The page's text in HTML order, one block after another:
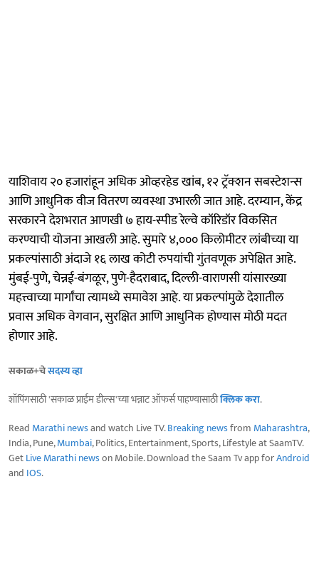
याशिवाय २० हजारांहून अधिक ओव्हरहेड खांब, १२ ट्रॅक्शन सबस्टेशन्स
आणि आधुनिक वीज वितरण व्यवस्था उभारली जात आहे. दरम्यान, केंद्र
सरकारने देशभरात आणखी ७ हाय-स्पीड रेल्वे कॉरिडॉर विकसित
करण्याची योजना आखली आहे. सुमारे ४,००० किलोमीटर लांबीच्या या
प्रकल्पांसाठी अंदाजे १६ लाख कोटी रुपयांची गुंतवणूक अपेक्षित आहे.
मुंबई-पुणे, चेन्नई-बंगळूर, पुणे-हैदराबाद, दिल्ली-वाराणसी यांसारख्या
महत्त्वाच्या मार्गांचा त्यामध्ये समावेश आहे. या प्रकल्पांमुळे देशातील
प्रवास अधिक वेगवान, सुरक्षित आणि आधुनिक होण्यास मोठी मदत
होणार आहे.
सकाळ+चेसदस्य व्हा
शॉपिंगसाठी 'सकाळ प्राईम डील्स'च्या भन्नाट ऑफर्स पाहण्यासाठीक्लिक करा.
Read Marathi newsand watch Live TV.Breaking newsfrom Maharashtra,
India, Pune,Mumbai, Politics, Entertainment, Sports, Lifestyle at SaamTV.
GetLive Marathi newson Mobile. Download the Saam Tv app forAndroid
and IOS.